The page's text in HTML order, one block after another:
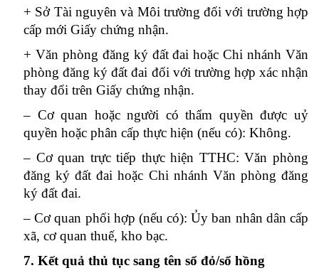
+ Sở Tài nguyên và Môi trường đối với trường hợp
cấp mới Giấy chứng nhận.
+ Văn phòng đăng ký đất đai hoặc Chi nhánh Văn
phòng đăng ký đất đai đối với trường hợp xác nhận
thay đổi trên Giấy chứng nhận.
– Cơ quan hoặc người có thẩm quyền được uỷ
quyền hoặc phân cấp thực hiện (nếu có): Không.
– Cơ quan trực tiếp thực hiện TTHC: Văn phòng
đăng ký đất đai hoặc Chi nhánh Văn phòng đăng
ký đất đai.
– Cơ quan phối hợp (nếu có): Ủy ban nhân dân cấp
xã, cơ quan thuế, kho bạc.
7. Kết quả thủ tục sang tên sổ đỏ/sổ hồng